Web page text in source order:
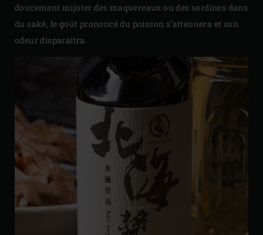
doucement mijoter des maquereaux ou des sardines dans
du saké, le goût prononcé du poisson s’atténuera et son
odeur disparaîtra.